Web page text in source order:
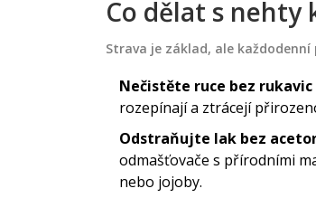
Co dělat s nehty
Strava je základ, ale
Nečistěte ruce bez rukavic
rozepínají a ztrácejí
Odstraňujte lak bez
odmašťovače s přírodními
nebo jojoby.
nehtu, aby se
Praktické rady
Článek, jak
minimalizovaly
rady, co pít, čemu
důležité dodržovat
července 10 2024